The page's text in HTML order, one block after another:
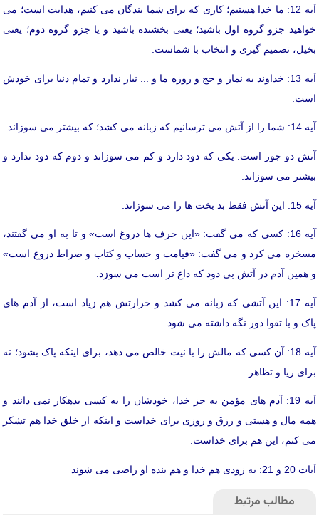
آیه 12: ما خدا هستیم؛ کاری که برای شما بندگان می کنیم، هدایت است؛ می
خواهید جزو گروه اول باشید؛ یعنی بخشنده باشید و یا جزو گروه دوم؛ یعنی
بخیل، تصمیم گیری و انتخاب با شماست.
آیه 13: خداوند به نماز و حج و روزه ما و ... نیاز ندارد و تمام دنیا برای خودش
است.
آیه 14: شما را از آتش می ترسانیم که زبانه می کشد؛ که بیشتر می سوزاند.
آتش دو جور است: یکی که دود دارد و کم می سوزاند و دوم که دود ندارد و
بیشتر می سوزاند.
آیه 15: این آتش فقط بد بخت ها را می سوزاند.
آیه 16: کسی که می گفت: «این حرف ها دروغ است» و تا به او می گفتند،
مسخره می کرد و می گفت: «قیامت و حساب و کتاب و صراط دروغ است»
و همین آدم در آتش بی دود که داغ تر است می سوزد.
آیه 17: این آتشی که زبانه می کشد و حرارتش هم زیاد است، از آدم های
پاک و با تقوا دور نگه داشته می شود.
آیه 18: آن کسی که مالش را با نیت خالص می دهد، برای اینکه پاک بشود؛ نه
برای ریا و تظاهر.
آیه 19: آدم های مؤمن به جز خدا، خودشان را به کسی بدهکار نمی دانند و
همه مال و هستی و رزق و روزی برای خداست و اینکه از خلق خدا هم تشکر
می کنم، این هم برای خداست.
آیات 20 و 21: به زودی هم خدا و هم بنده او راضی می شوند
مطالب مرتبط